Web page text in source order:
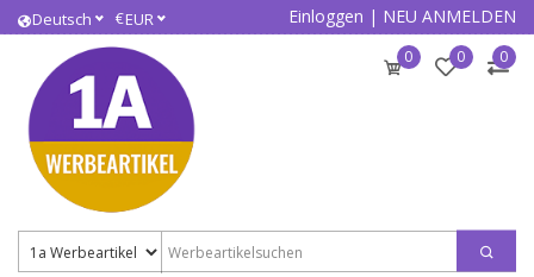
Deutsch €EUR Einloggen | NEU ANMELDEN
0 0 0